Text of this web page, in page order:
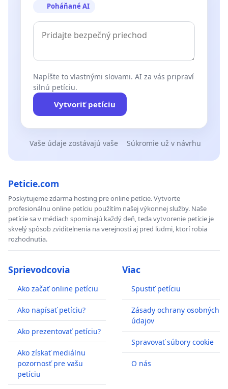
Poháňané AI
Napíšte to vlastnými slovami. AI za vás pripraví
silnú petíciu.
Vytvoriť petíciu
Vaše údaje zostávajú vaše Súkromie už v návrhu
Peticie.com
Poskytujeme zdarma hosting pre online petície. Vytvorte
profesionálnu online petíciu použítím našej výkonnej služby. Naše
petície sa v médiach spomínajú každý deň, teda vytvorenie petície je
skvelý spôsob zviditelnenia na verejnosti aj pred ľudmi, ktorí robia
rozhodnutia.
Sprievodcovia
Ako začať online petíciu
Ako napísať petíciu?
Ako prezentovať petíciu?
Ako získať mediálnu
pozornosť pre vašu
petíciu
Viac
Spustiť petíciu
Zásady ochrany osobných
údajov
Spravovať súbory cookie
O nás